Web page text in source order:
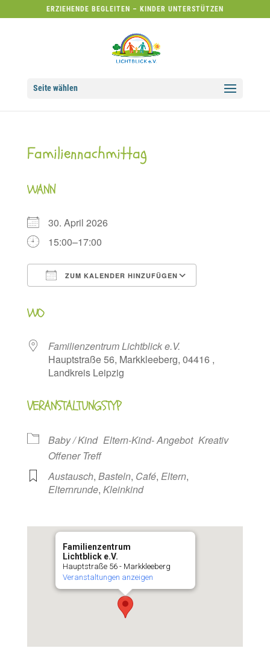
ERZIEHENDE BEGLEITEN – KINDER UNTERSTÜTZEN
Seite wählen
Familiennachmittag
WANN
30. April 2026
15:00–17:00
ZUM KALENDER HINZUFÜGEN
WO
Familienzentrum Lichtblick e.V.
Hauptstraße 56, Markkleeberg, 04416 ,
Landkreis Leipzig
VERANSTALTUNGSTYP
Baby / Kind Eltern-Kind- Angebot Kreativ
Offener Treff
Austausch, Basteln, Café, Eltern,
Elternrunde, Kleinkind
Familienzentrum
Lichtblick e.V.
Hauptstraße 56 - Markkleeberg
Veranstaltungen anzeigen